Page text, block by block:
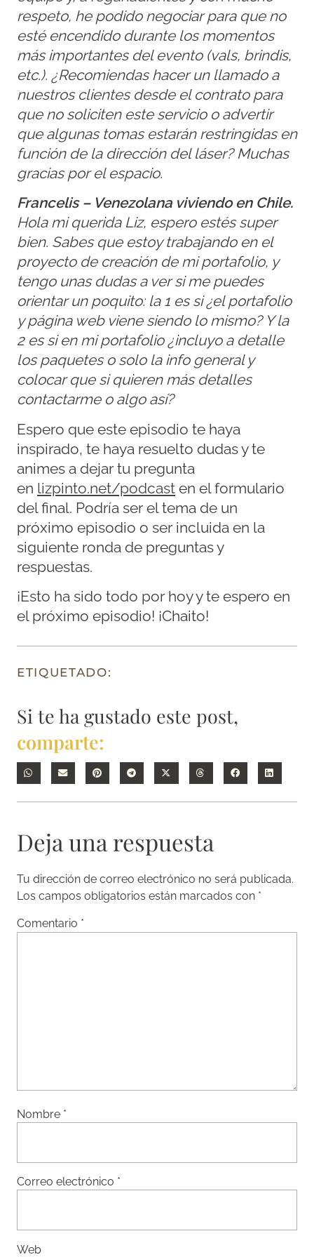
respeto, he podido negociar para que no
esté encendido durante los momentos
más importantes del evento (vals, brindis,
etc.). ¿Recomiendas hacer un llamado a
nuestros clientes desde el contrato para
que no soliciten este servicio o advertir
que algunas tomas estarán restringidas en
función de la dirección del láser? Muchas
gracias por el espacio.
Francelis – Venezolana viviendo en Chile.
Hola mi querida Liz, espero estés super
bien. Sabes que estoy trabajando en el
proyecto de creación de mi portafolio, y
tengo unas dudas a ver si me puedes
orientar un poquito: la 1 es si ¿el portafolio
y página web viene siendo lo mismo? Y la
2 es si en mi portafolio ¿incluyo a detalle
los paquetes o solo la info general y
colocar que si quieren más detalles
contactarme o algo así?
Espero que este episodio te haya
inspirado, te haya resuelto dudas y te
animes a dejar tu pregunta
en lizpinto.net/podcast en el formulario
del final. Podría ser el tema de un
próximo episodio o ser incluida en la
siguiente ronda de preguntas y
respuestas.
¡Esto ha sido todo por hoy y te espero en
el próximo episodio! ¡Chaito!
ETIQUETADO:
Si te ha gustado este post,
comparte:
Deja una respuesta
Tu dirección de correo electrónico no será publicada.
Los campos obligatorios están marcados con *
Comentario *
Nombre *
Correo electrónico *
Web